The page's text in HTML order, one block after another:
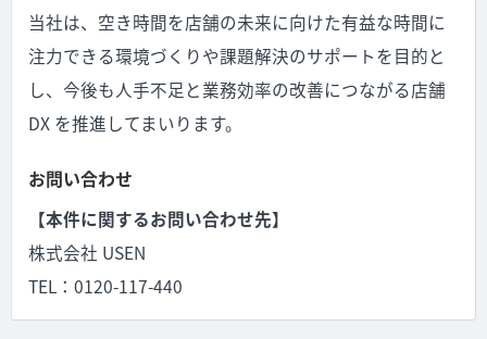
当社は、空き時間を店舗の未来に向けた有益な時間に
注力できる環境づくりや課題解決のサポートを目的と
し、今後も人手不足と業務効率の改善につながる店舗
DX を推進してまいります。
お問い合わせ
【本件に関するお問い合わせ先】
株式会社 USEN
TEL：0120-117-440